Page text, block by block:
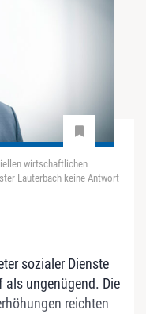
wirtschaftlichen
Lauterbach keine Antwort
sozialer Dienste
als ungenügend. Die
reichten